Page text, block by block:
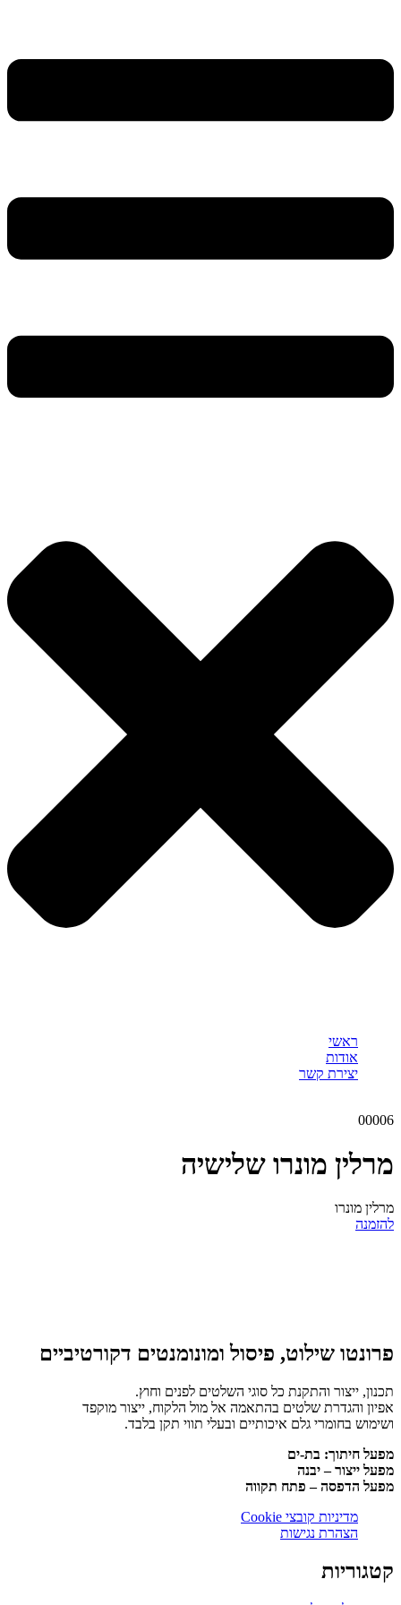
ראשי
אודות
יצירת קשר
00006
מרלין מונרו שלישיה
מרלין מונרו
להזמנה
פרונטו שילוט, פיסול ומונומנטים דקורטיביים
תכנון, ייצור והתקנת כל סוגי השלטים לפנים וחוץ.
אפיון והגדרת שלטים בהתאמה אל מול הלקוח, ייצור מוקפד
ושימוש בחומרי גלם איכותיים ובעלי תווי תקן בלבד.
מפעל חיתוך: בת-ים
מפעל ייצור – יבנה
מפעל הדפסה – פתח תקווה
מדיניות קובצי Cookie
הצהרת נגישות
קטגוריות